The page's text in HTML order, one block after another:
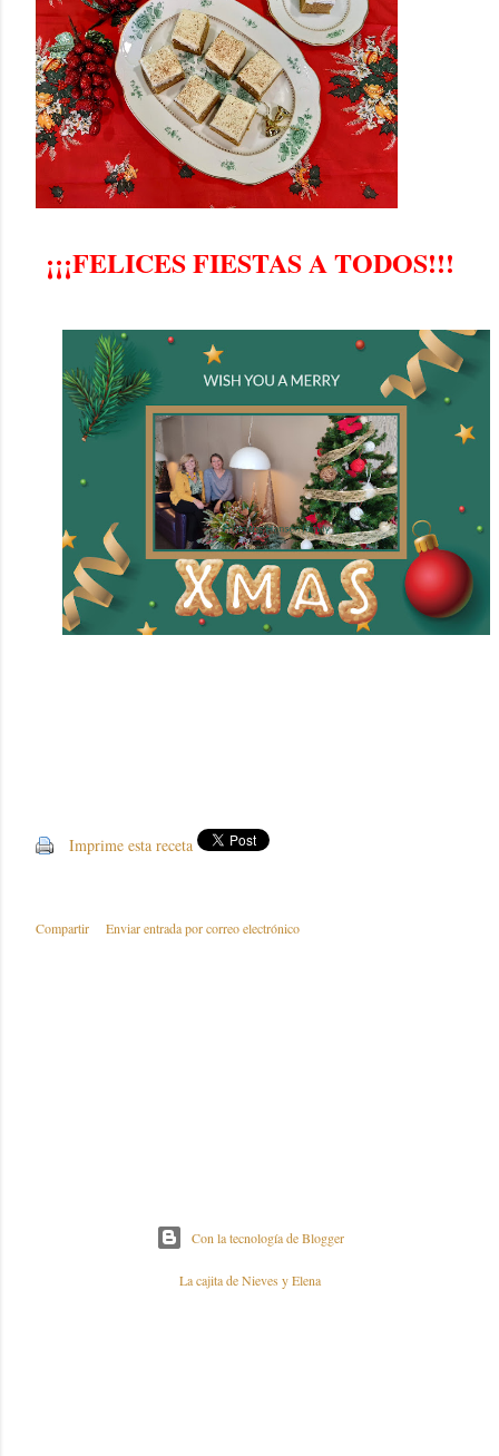
¡¡¡FELICES FIESTAS A TODOS!!!
Imprime esta receta
Compartir Enviar entrada por correo electrónico
Con la tecnología de Blogger
La cajita de Nieves y Elena